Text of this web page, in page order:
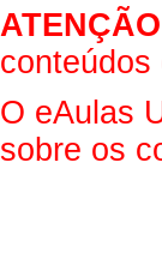
O eAulas
sobre os